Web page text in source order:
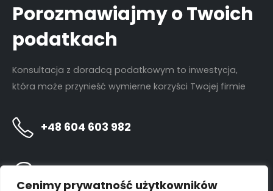
Cenimy prywatność użytkowników
Porozmawiajmy o Twoich
podatkach
Konsultacja z doradcą podatkowym to inwestycja,
która może przynieść wymierne korzyści Twojej firmie
+48 604 603 982